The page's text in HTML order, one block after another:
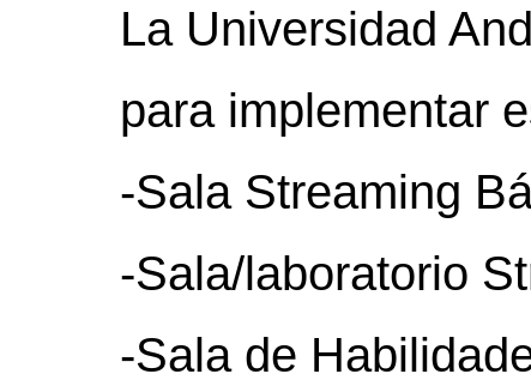
La Universidad
para implementar
-Sala Streaming
-Sala/laboratorio
-Sala de